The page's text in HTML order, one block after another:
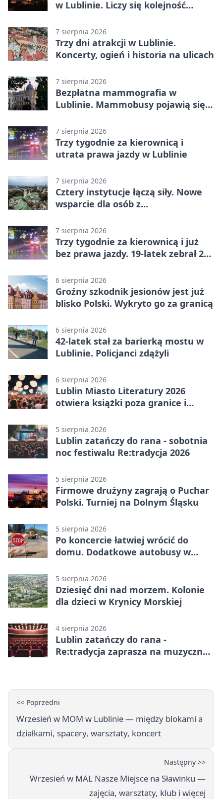
w Lublinie. Liczy się kolejność
7 sierpnia 2026
Trzy dni atrakcji w Lublinie.
Koncerty, ogień i historia na ulicach
7 sierpnia 2026
Bezpłatna mammografia w
Lublinie. Mammobusy pojawią się
7 sierpnia 2026
Trzy tygodnie za kierownicą i
utrata prawa jazdy w Lublinie
7 sierpnia 2026
Cztery instytucje łączą siły. Nowe
wsparcie dla osób z
7 sierpnia 2026
Trzy tygodnie za kierownicą i już
bez prawa jazdy. 19-latek zebrał 23
6 sierpnia 2026
Groźny szkodnik jesionów jest już
blisko Polski. Wykryto go za granicą
6 sierpnia 2026
42-latek stał za barierką mostu w
Lublinie. Policjanci zdążyli
6 sierpnia 2026
Lublin Miasto Literatury 2026
otwiera książki poza granice i
5 sierpnia 2026
Lublin zatańczy do rana - sobotnia
noc festiwalu Re:tradycja 2026
5 sierpnia 2026
Firmowe drużyny zagrają o Puchar
Polski. Turniej na Dolnym Śląsku
5 sierpnia 2026
Po koncercie łatwiej wrócić do
domu. Dodatkowe autobusy w
5 sierpnia 2026
Dziesięć dni nad morzem. Kolonie
dla dzieci w Krynicy Morskiej
4 sierpnia 2026
Lublin zatańczy do rana -
Re:tradycja zaprasza na muzyczną
<< Poprzedni
Wrzesień w MOM w Lublinie — między blokami a
działkami, spacery, warsztaty, koncert
Następny >>
Wrzesień w MAL Nasze Miejsce na Sławinku —
zajęcia, warsztaty, klub i więcej